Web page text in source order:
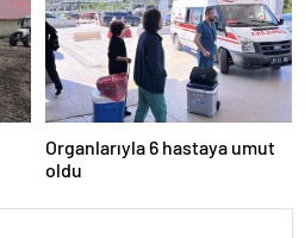
Organlarıyla 6 hastaya umut
oldu